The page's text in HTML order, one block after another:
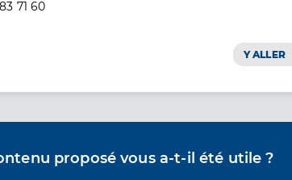
71 60
Y ALLER
proposé vous a-t-il été utile ?